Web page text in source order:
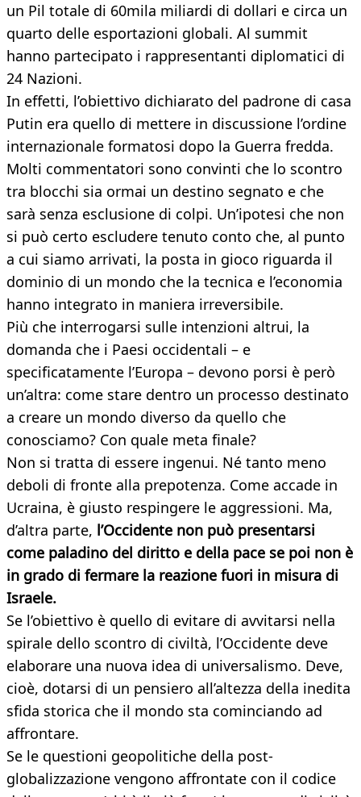
un Pil totale di 60mila miliardi di dollari e circa un
quarto delle esportazioni globali. Al summit
hanno partecipato i rappresentanti diplomatici di
24 Nazioni.
In effetti, l’obiettivo dichiarato del padrone di casa
Putin era quello di mettere in discussione l’ordine
internazionale formatosi dopo la Guerra fredda.
Molti commentatori sono convinti che lo scontro
tra blocchi sia ormai un destino segnato e che
sarà senza esclusione di colpi. Un’ipotesi che non
si può certo escludere tenuto conto che, al punto
a cui siamo arrivati, la posta in gioco riguarda il
dominio di un mondo che la tecnica e l’economia
hanno integrato in maniera irreversibile.
Più che interrogarsi sulle intenzioni altrui, la
domanda che i Paesi occidentali – e
specificatamente l’Europa – devono porsi è però
un’altra: come stare dentro un processo destinato
a creare un mondo diverso da quello che
conosciamo? Con quale meta finale?
Non si tratta di essere ingenui. Né tanto meno
deboli di fronte alla prepotenza. Come accade in
Ucraina, è giusto respingere le aggressioni. Ma,
d’altra parte, l’Occidente non può presentarsi
come paladino del diritto e della pace se poi non è
in grado di fermare la reazione fuori in misura di
Israele.
Se l’obiettivo è quello di evitare di avvitarsi nella
spirale dello scontro di civiltà, l’Occidente deve
elaborare una nuova idea di universalismo. Deve,
cioè, dotarsi di un pensiero all’altezza della inedita
sfida storica che il mondo sta cominciando ad
affrontare.
Se le questioni geopolitiche della post-
globalizzazione vengono affrontate con il codice